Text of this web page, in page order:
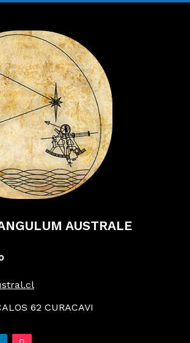
AUSTRALE
62 CURACAVI